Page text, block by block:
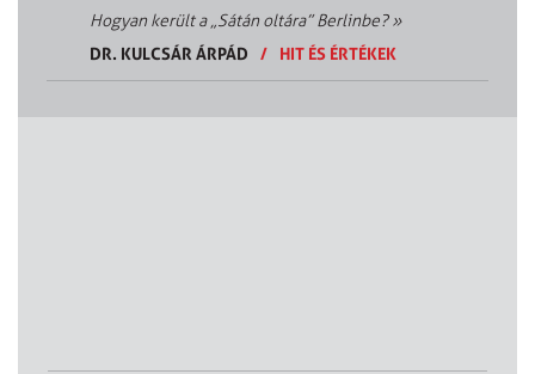
Hogyan került a „Sátán oltára” Berlinbe?»
DR. KULCSÁR ÁRPÁD
/ HIT ÉS ÉRTÉKEK